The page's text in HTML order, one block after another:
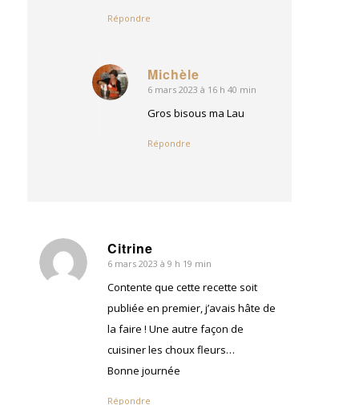
Répondre
Michèle
dit
6 mars 2023 à 16 h 40 min
Gros bisous ma Lau
Répondre
Citrine
dit
:
6 mars 2023 à 9 h 19 min
Contente que cette recette soit
publiée en premier, j’avais hâte de
la faire ! Une autre façon de
cuisiner les choux fleurs…
Bonne journée
Répondre